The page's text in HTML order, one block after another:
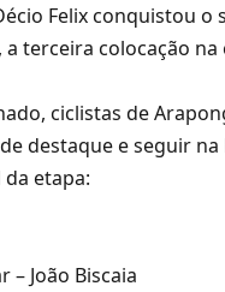
Felix conquistou o
terceira colocação na
ciclistas de
destaque e seguir na
etapa:
– João Biscaia